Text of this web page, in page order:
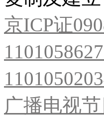
京ICP证
广播电视